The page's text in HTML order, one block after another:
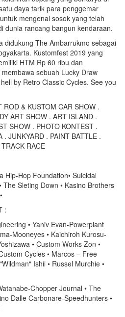
daya tarik para penggemar
mengenal sosok yang telah
dunia rancang bangun kendaraan.
didukung The Ambarrukmo sebagai
Kustomfest 2019 yang
HTM Rp 60 ribu dan
sebuah Lucky Draw
by Retro Classic Cycles. See you
ROD & KUSTOM CAR SHOW .
ART SHOW . ART ISLAND .
SHOW . PHOTO KONTEST .
JUNKYARD . PAINT BATTLE .
RACE
Hip-Hop Foundation• Suicidal
The Sleting Down • Kasino Brothers
:
• Yaniv Evan-Powerplant
Mooneyes • Kaichiroh Kurosu-
• Custom Works Zon •
Cycles • Marcos – Free
Ishii • Russel Murchie •
Chopper Journal • The
Dalle Carbonare-Speedhunters •